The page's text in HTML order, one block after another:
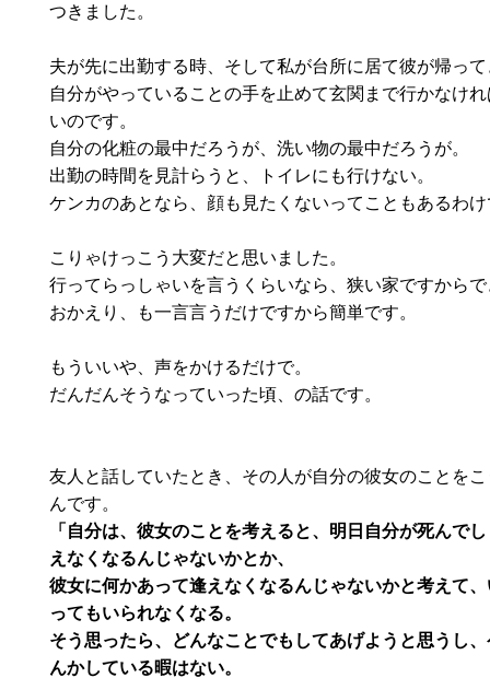
つきました。
夫が先に出勤する時、そして私が台所に居て彼が帰っ
自分がやっていることの手を止めて玄関まで行かなけ
いのです。
自分の化粧の最中だろうが、洗い物の最中だろうが。
出勤の時間を見計らうと、トイレにも行けない。
ケンカのあとなら、顔も見たくないってこともあるわ
こりゃけっこう大変だと思いました。
行ってらっしゃいを言うくらいなら、狭い家ですから
おかえり、も一言言うだけですから簡単です。
もういいや、声をかけるだけで。
だんだんそうなっていった頃、の話です。
友人と話していたとき、その人が自分の彼女のことを
んです。
「自分は、彼女のことを考えると、明日自分が死んで
えなくなるんじゃないかとか、
彼女に何かあって逢えなくなるんじゃないかと考えて
ってもいられなくなる。
そう思ったら、どんなことでもしてあげようと思うし
んかしている暇はない。